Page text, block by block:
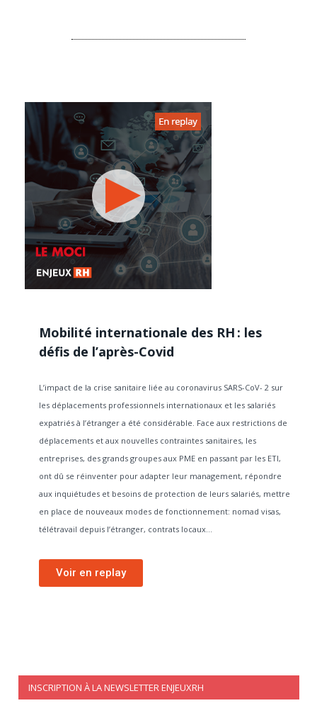
Mobilité internationale des RH : les
défis de l’après-Covid
L’impact de la crise sanitaire liée au coronavirus SARS-CoV- 2 sur
les déplacements professionnels internationaux et les salariés
expatriés à l’étranger a été considérable. Face aux restrictions de
déplacements et aux nouvelles contraintes sanitaires, les
entreprises, des grands groupes aux PME en passant par les ETI,
ont dû se réinventer pour adapter leur management, répondre
aux inquiétudes et besoins de protection de leurs salariés, mettre
en place de nouveaux modes de fonctionnement: nomad visas,
télétravail depuis l’étranger, contrats locaux…
Voir en replay
INSCRIPTION À LA NEWSLETTER ENJEUXRH